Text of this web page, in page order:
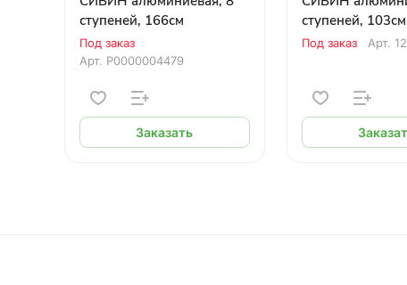
ступеней, 166см
Под заказ
Арт. Р0000004479
Заказать
ступеней, 103см
Под заказ Арт.